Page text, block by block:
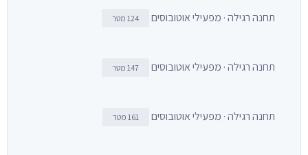
תחנה רגילה · מפעילי אוטובוסים 124 מטר
תחנה רגילה · מפעילי אוטובוסים 147 מטר
תחנה רגילה · מפעילי אוטובוסים 161 מטר